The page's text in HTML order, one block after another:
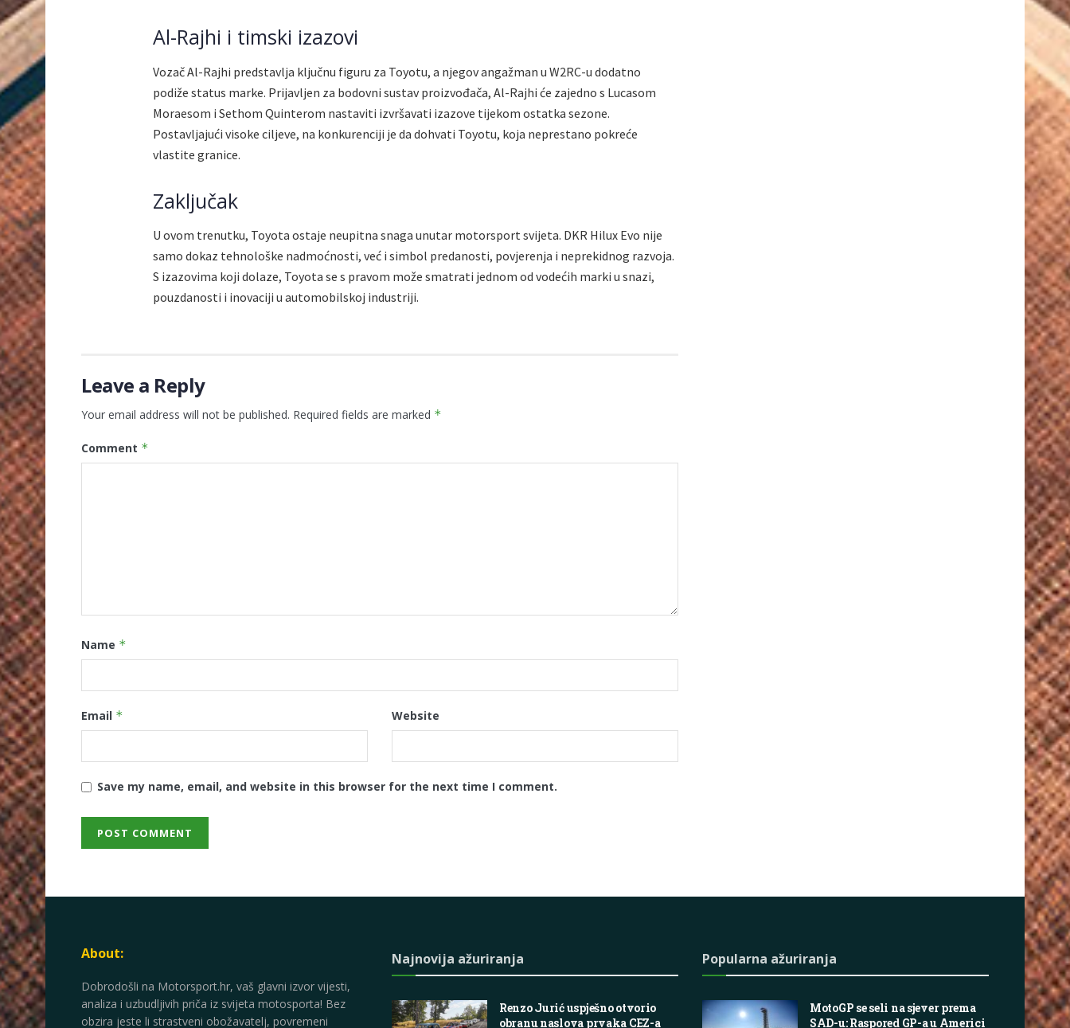
Al-Rajhi i timski izazovi
Vozač Al-Rajhi predstavlja ključnu figuru za Toyotu, a njegov angažman u W2RC-u dodatno
podiže status marke. Prijavljen za bodovni sustav proizvođača, Al-Rajhi će zajedno s Lucasom
Moraesom i Sethom Quinterom nastaviti izvršavati izazove tijekom ostatka sezone.
Postavljajući visoke ciljeve, na konkurenciji je da dohvati Toyotu, koja neprestano pokreće
vlastite granice.
Zaključak
U ovom trenutku, Toyota ostaje neupitna snaga unutar motorsport svijeta. DKR Hilux Evo nije
samo dokaz tehnološke nadmoćnosti, već i simbol predanosti, povjerenja i neprekidnog razvoja.
S izazovima koji dolaze, Toyota se s pravom može smatrati jednom od vodećih marki u snazi,
pouzdanosti i inovaciji u automobilskoj industriji.
Leave a Reply
Your email address will not be published. Required fields are marked *
Comment *
Name *
Email * Website
Save my name, email, and website in this browser for the next time I comment.
About:
Dobrodošli na Motorsport.hr, vaš glavni izvor vijesti,
analiza i uzbudljivih priča iz svijeta motosporta! Bez
obzira jeste li strastveni obožavatelj, povremeni
Najnovija ažuriranja
Renzo Jurić uspješno otvorio
obranu naslova prvaka CEZ-a
Popularna ažuriranja
MotoGP se seli na sjever prema
SAD-u: Raspored GP-a u Americi